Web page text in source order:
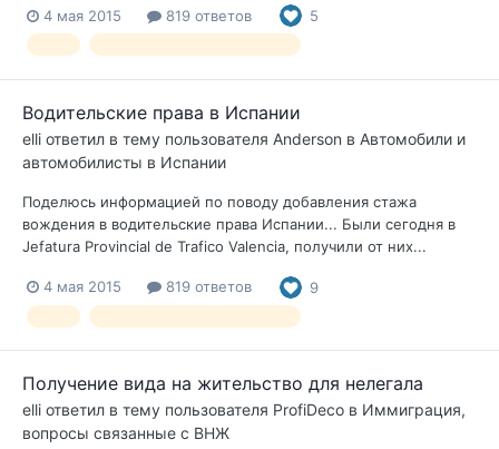
4 мая 2015 819 ответов 5
Водительские права в Испании
elli ответил в тему пользователя Anderson в Автомобили и
автомобилисты в Испании
Поделюсь информацией по поводу добавления стажа
вождения в водительские права Испании... Были сегодня в
Jefatura Provincial de Trafico Valencia, получили от них...
4 мая 2015 819 ответов 9
Получение вида на жительство для нелегала
elli ответил в тему пользователя ProfiDeco в Иммиграция,
вопросы связанные с ВНЖ